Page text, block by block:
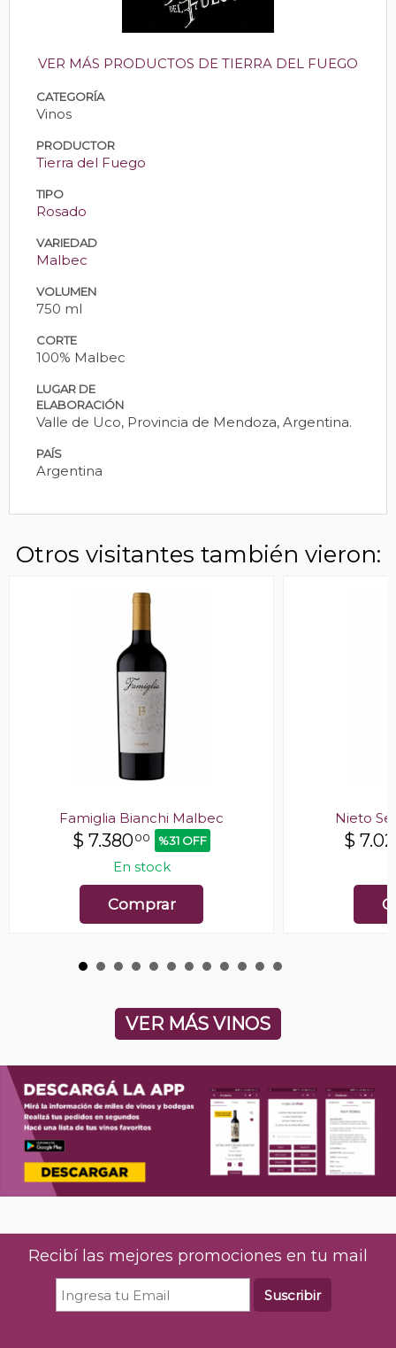
VER MÁS PRODUCTOS DE TIERRA DEL FUEGO
CATEGORÍA
Vinos
PRODUCTOR
Tierra del Fuego
TIPO
Rosado
VARIEDAD
Malbec
VOLUMEN
750 ml
CORTE
100% Malbec
LUGAR DE
ELABORACIÓN
Valle de Uco, Provincia de Mendoza, Argentina.
PAÍS
Argentina
Otros visitantes también vieron:
Famiglia Bianchi Malbec
$ 7.38000 %31 OFF
En stock
Comprar
Nieto
$
VER MÁS VINOS
Recibí las mejores promociones en tu mail
Suscribir